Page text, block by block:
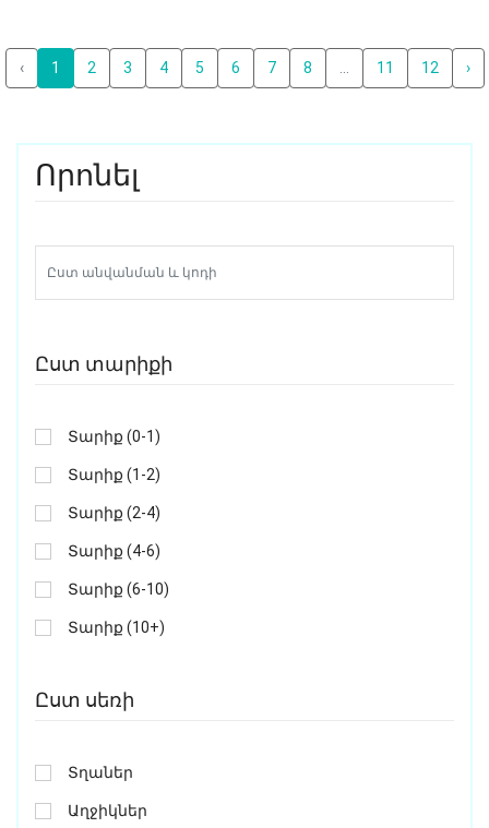
‹ 1 2 3 4 5 6 7 8 11 12 ›
Որոնել
Ըստ տարիքի
Տարիք (0-1)
Տարիք (1-2)
Տարիք (2-4)
Տարիք (4-6)
Տարիք (6-10)
Տարիք (10+)
Ըստ սեռի
Տղաներ
Աղջիկներ